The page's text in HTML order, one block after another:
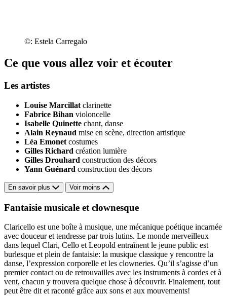
©: Estela Carregalo
Ce que vous allez voir et écouter
Les artistes
Louise Marcillat clarinette
Fabrice Bihan violoncelle
Isabelle Quinette chant, danse
Alain Reynaud mise en scène, direction artistique
Léa Emonet costumes
Gilles Richard création lumière
Gilles Drouhard construction des décors
Yann Guénard construction des décors
En savoir plus Voir moins
Fantaisie musicale et clownesque
Claricello est une boîte à musique, une mécanique poétique incarnée
avec douceur et tendresse par trois lutins. Le monde merveilleux
dans lequel Clari, Cello et Leopold entraînent le jeune public est
burlesque et plein de fantaisie: la musique classique y rencontre la
danse, l’expression corporelle et les clowneries. Qu’il s’agisse d’un
premier contact ou de retrouvailles avec les instruments à cordes et à
vent, chacun y trouvera quelque chose à découvrir. Finalement, tout
peut être dit et raconté grâce aux sons et aux mouvements!